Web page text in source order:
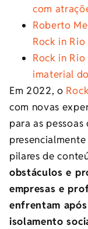
com
Roberto
Rock in
Rock in
imaterial
Em 2022, o
com novas
para as
pilares de
obstáculos e
empresas e
enfrentam
isolamento